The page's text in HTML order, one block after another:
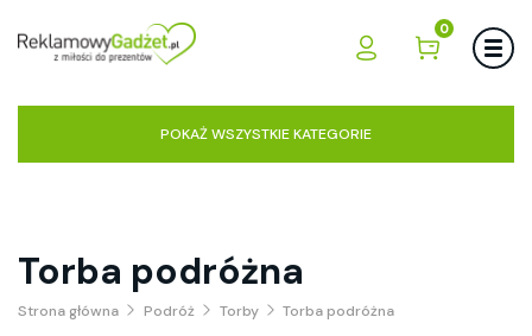
0
POKAŻ WSZYSTKIE KATEGORIE
Torba podróżna
Strona główna Podróż Torby Torba podróżna